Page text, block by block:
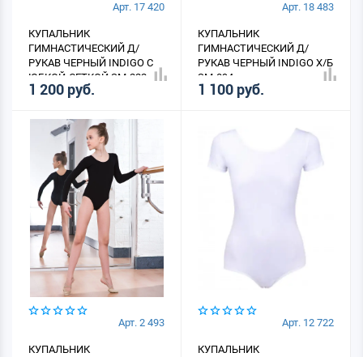
Арт. 17 420
КУПАЛЬНИК
ГИМНАСТИЧЕСКИЙ Д/
РУКАВ ЧЕРНЫЙ INDIGO С
ЮБКОЙ-СЕТКОЙ SM-222
1 200 руб.
Арт. 18 483
КУПАЛЬНИК
ГИМНАСТИЧЕСКИЙ Д/
РУКАВ ЧЕРНЫЙ INDIGO Х/Б
SM-094
1 100 руб.
Арт. 2 493
КУПАЛЬНИК
Арт. 12 722
КУПАЛЬНИК